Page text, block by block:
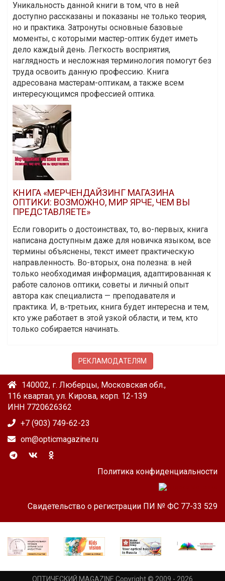
Уникальность данной книги в том, что в ней
доступно рассказаны и показаны не только теория,
но и практика. Затронуты основные базовые
моменты, с которыми мастер-оптик будет иметь
дело каждый день. Легкость восприятия,
наглядность и несложная терминология помогут без
труда освоить данную профессию. Книга
адресована мастерам-оптикам, а также всем
интересующимся профессией оптика.
КНИГА «МЕРЧЕНДАЙЗИНГ МАГАЗИНА
ОПТИКИ: ВОЗМОЖНО, МИР ЯРЧЕ, ЧЕМ ВЫ
ПРЕДСТАВЛЯЕТЕ»
Если говорить о достоинствах, то, во-первых, книга
написана доступным даже для новичка языком, все
термины объяснены, текст имеет практическую
направленность. Во-вторых, она полезна: в ней
только необходимая информация, адаптированная к
работе салонов оптики, советы и личный опыт
автора как специалиста — преподавателя и
практика. И, в-третьих, книга будет интересна и тем,
кто уже работает в этой узкой области, и тем, кто
только собирается начинать.
РЕКЛАМОДАТЕЛЯМ
140002, г. Люберцы, Московская обл.,
116 квартал, ул. Кирова, корп. 12-139
ИНН 7720626362
+7 (903) 749-62-23
om@opticmagazine.ru
Политика конфиденциальности
Свидетельство о регистрации ПИ № ФС 77-33 529
ОПТИЧЕСКИЙ MAGAZINE Copyright © 2009 - 2026